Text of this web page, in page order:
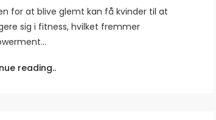
for at blive glemt kan få kvinder til at
sig i fitness, hvilket fremmer
reading..